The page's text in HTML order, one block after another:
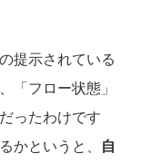
提示されている
「フロー状態」
ったわけです
かというと、 自